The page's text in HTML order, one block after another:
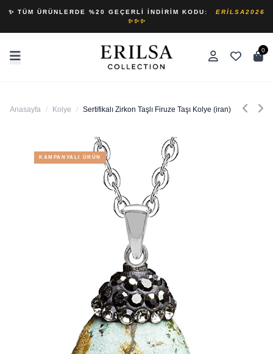
✨ TÜM ÜRÜNLERDE %20 GEÇERLI İNDIRIM KODU:
ERILSA2026
✨✨✨
0
Anasayfa / Kolye / Sertifikalı Zirkon Taşlı Firuze Taşı Kolye (iran)
KAMPANYALI ÜRÜN